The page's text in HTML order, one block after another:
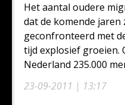
23-09-2011 | 13:17
Het aantal oudere
dat de komende jaren
geconfronteerd met
tijd explosief groeien.
Nederland 235.000